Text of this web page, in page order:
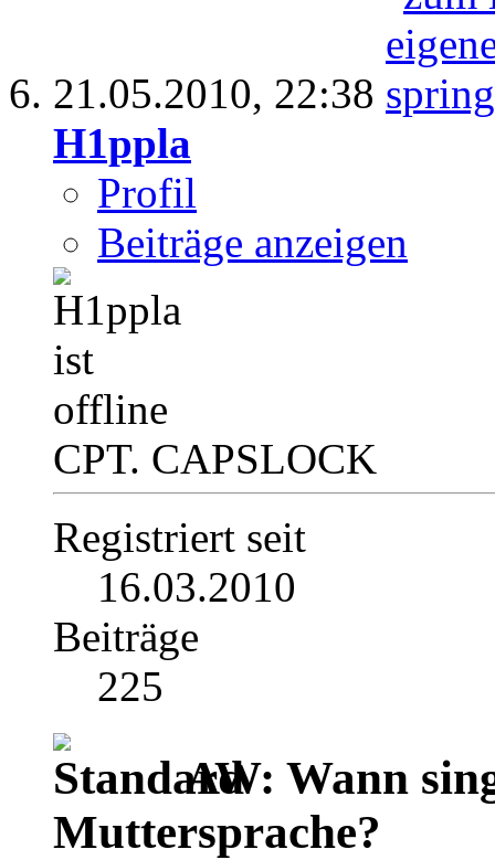
21.05.2010, 22:38
H1ppla
Profil
Beiträge anzeigen
CPT. CAPSLOCK
Registriert seit
16.03.2010
Beiträge
225
AW: Wann
Muttersprache?